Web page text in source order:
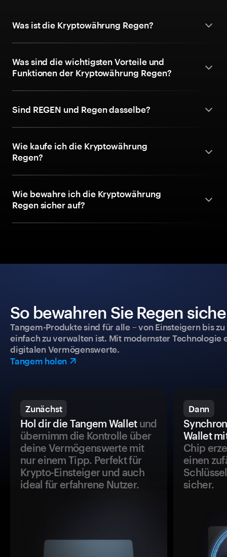
Was ist die Kryptowährung Regen?
Was sind die wichtigsten Vorteile und
Funktionen der Kryptowährung Regen?
Sind REGEN und Regen dasselbe?
Wie kaufe ich die Kryptowährung
Regen?
Wie bewahre ich die Kryptowährung
Regen sicher auf?
So bewahren Sie Regen
Tangem-Produkte sind für alle – von Einsteigern bis
einfach zu verwalten ist. Mit modernster
digitalen Vermögenswerte.
Tangem holen
Zunächst
Hol dir die Tangem Walletund
übernimm die Kontrolle über
deine Vermögenswerte mit
nur einem Tipp. Perfekt für
Krypto-Einsteiger und auch
ideal für erfahrene Nutzer.
Dann
Wallet
Chip
einen
sicher.